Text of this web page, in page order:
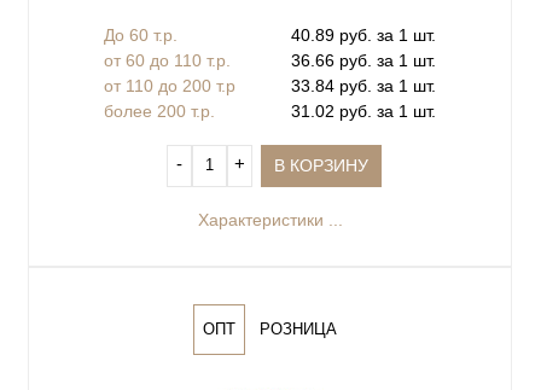
До 60 т.р.
40.89 руб. за 1 шт.
от 60 до 110 т.р.
36.66 руб. за 1 шт.
от 110 до 200 т.р
33.84 руб. за 1 шт.
более 200 т.р.
31.02 руб. за 1 шт.
‐ + В КОРЗИНУ
Характеристики ...
ОПТ РОЗНИЦА